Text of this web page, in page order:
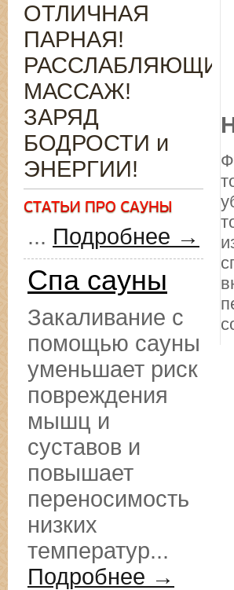
ОТЛИЧНАЯ
ПАРНАЯ!
РАССЛАБЛЯЮЩИЙ
МАССАЖ!
ЗАРЯД
БОДРОСТИ и
ЭНЕРГИИ!
... Подробнее →
Спа сауны
Закаливание с
помощью сауны
уменьшает риск
повреждения
мышц и
суставов и
повышает
переносимость
низких
температур...
Подробнее →